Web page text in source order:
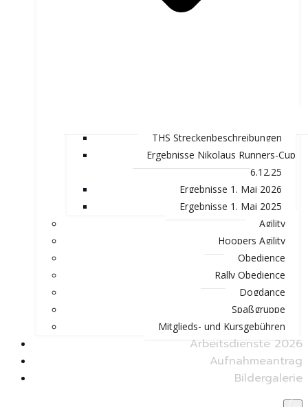
THS Streckenbeschreibungen
Ergebnisse Nikolaus Runners-Cup
6.12.25
Ergebnisse 1. Mai 2026
Ergebnisse 1. Mai 2025
Agility
Hoopers Agility
Obedience
Rally Obedience
Dogdance
Spaßgruppe
Mitglieds- und Kursgebühren
Arbeitsdienste 2026
Aufnahmeantrag
Bildergalerie